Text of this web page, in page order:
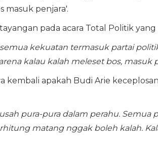
masuk penjara'.
pada acara Total Politik
kekuatan termasuk partai
kalau kalah meleset bos, masuk
kembali apakah Budi Arie
pura-pura dalam perahu. Semua
matang nggak boleh kalah.